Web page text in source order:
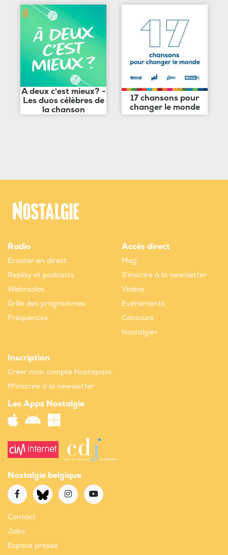
A deux c'est mieux? -
Les duos célèbres de
la chanson
17 chansons pour
changer le monde
Radio
Ecouter en direct
Replay et podcasts
Webradios
Grille des programmes
Fréquences
Accès direct
Mag
S'inscrire à la newsletter
Vidéos
Evènements
Concours
Nostalgie+
Inscription
Créer mon compte Nostapass
M'inscrire à la newsletter
Les Apps Nostalgie
Nostalgie belgique
Contact
Jobs
Espace presse